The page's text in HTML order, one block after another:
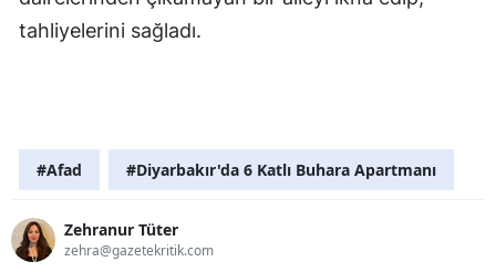
tahliyelerini sağladı.
#Afad #Diyarbakır'da 6 Katlı Buhara Apartmanı
Zehranur Tüter
zehra@gazetekritik.com